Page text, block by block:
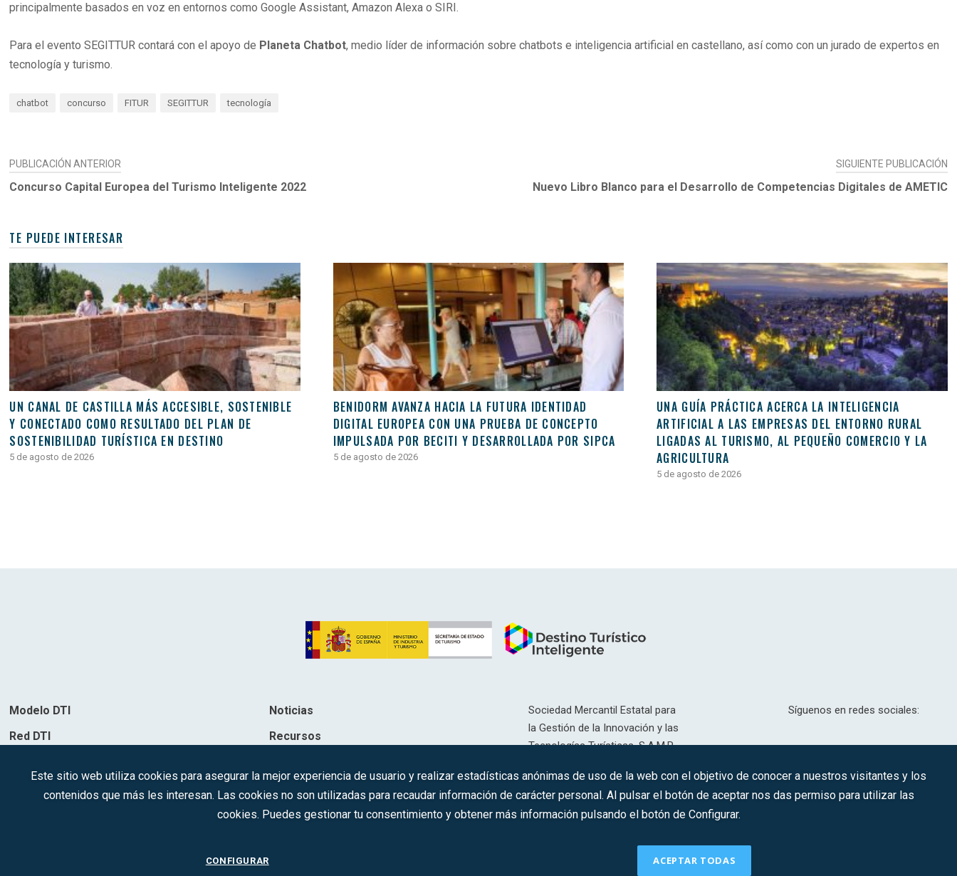
principalmente basados en voz en entornos como Google Assistant, Amazon Alexa o SIRI.
Para el evento SEGITTUR contará con el apoyo de Planeta Chatbot, medio líder de información sobre chatbots e inteligencia artificial en castellano, así como con un jurado de expertos en
tecnología y turismo.
chatbot concurso FITUR SEGITTUR tecnología
NAVEGACIÓN
DE
PUBLICACIÓN ANTERIOR
Concurso Capital Europea del Turismo Inteligente 2022
SIGUIENTE PUBLICACIÓN
Nuevo Libro Blanco para el Desarrollo de Competencias Digitales de AMETIC
TE PUEDE INTERESAR
UN CANAL DE CASTILLA MÁS ACCESIBLE, SOSTENIBLE
Y CONECTADO COMO RESULTADO DEL PLAN DE
SOSTENIBILIDAD TURÍSTICA EN DESTINO
5 de agosto de 2026
BENIDORM AVANZA HACIA LA FUTURA IDENTIDAD
DIGITAL EUROPEA CON UNA PRUEBA DE CONCEPTO
IMPULSADA POR BECITI Y DESARROLLADA POR SIPCA
5 de agosto de 2026
UNA GUÍA PRÁCTICA ACERCA LA INTELIGENCIA
ARTIFICIAL A LAS EMPRESAS DEL ENTORNO RURAL
LIGADAS AL TURISMO, AL PEQUEÑO COMERCIO Y LA
AGRICULTURA
5 de agosto de 2026
Modelo DTI
Red DTI
Noticias
Recursos
Sociedad Mercantil Estatal para
la Gestión de la Innovación y las
Tecnologías Turísticas, S.A.M.P.
Inscrita en el R.M. de Madrid, T,
12593, Se. 8, F. 129, H. 201.307.
C.I.F.: A-81/874.984
Síguenos en redes sociales:
CONTACTO
Este sitio web utiliza cookies para asegurar la mejor experiencia de usuario y realizar estadísticas anónimas de uso de la web con el objetivo de conocer a nuestros visitantes y los
contenidos que más les interesan. Las cookies no son utilizadas para recaudar información de carácter personal. Al pulsar el botón de aceptar nos das permiso para utilizar las
cookies. Puedes gestionar tu consentimiento y obtener más información pulsando el botón de Configurar.
CONFIGURAR ACEPTAR TODAS